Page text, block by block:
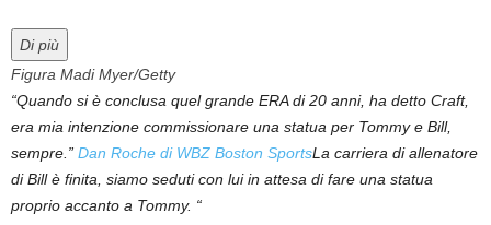
Di più
Figura Madi Myer/Getty
“Quando si è conclusa quel grande ERA di 20 anni, ha detto Craft,
era mia intenzione commissionare una statua per Tommy e Bill,
sempre.” Dan Roche di WBZ Boston SportsLa carriera di allenatore
di Bill è finita, siamo seduti con lui in attesa di fare una statua
proprio accanto a Tommy. “